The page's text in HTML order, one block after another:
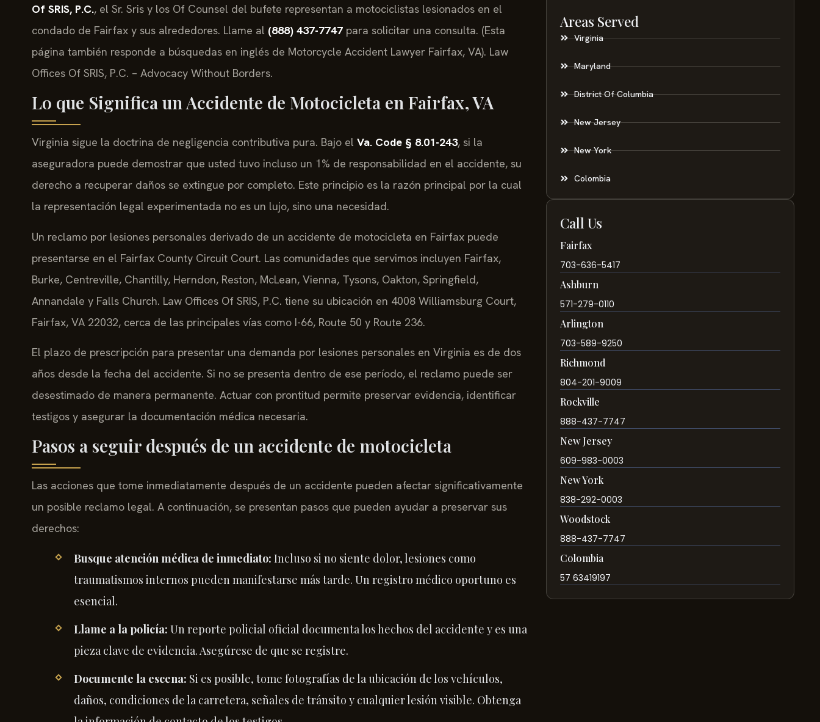
Of SRIS, P.C., el Sr. Sris y los Of Counsel del bufete representan a motociclistas lesionados en el
condado de Fairfax y sus alrededores. Llame al (888) 437-7747 para solicitar una consulta. (Esta
página también responde a búsquedas en inglés de Motorcycle Accident Lawyer Fairfax, VA). Law
Offices Of SRIS, P.C. – Advocacy Without Borders.
Lo que Significa un Accidente de Motocicleta en Fairfax, VA
Virginia sigue la doctrina de negligencia contributiva pura. Bajo el Va. Code § 8.01-243, si la
aseguradora puede demostrar que usted tuvo incluso un 1% de responsabilidad en el accidente, su
derecho a recuperar daños se extingue por completo. Este principio es la razón principal por la cual
la representación legal experimentada no es un lujo, sino una necesidad.
Un reclamo por lesiones personales derivado de un accidente de motocicleta en Fairfax puede
presentarse en el Fairfax County Circuit Court. Las comunidades que servimos incluyen Fairfax,
Burke, Centreville, Chantilly, Herndon, Reston, McLean, Vienna, Tysons, Oakton, Springfield,
Annandale y Falls Church. Law Offices Of SRIS, P.C. tiene su ubicación en 4008 Williamsburg Court,
Fairfax, VA 22032, cerca de las principales vías como I-66, Route 50 y Route 236.
El plazo de prescripción para presentar una demanda por lesiones personales en Virginia es de dos
años desde la fecha del accidente. Si no se presenta dentro de ese período, el reclamo puede ser
desestimado de manera permanente. Actuar con prontitud permite preservar evidencia, identificar
testigos y asegurar la documentación médica necesaria.
Pasos a seguir después de un accidente de motocicleta
Las acciones que tome inmediatamente después de un accidente pueden afectar significativamente
un posible reclamo legal. A continuación, se presentan pasos que pueden ayudar a preservar sus
derechos:
Busque atención médica de inmediato: Incluso si no siente dolor, lesiones como
traumatismos internos pueden manifestarse más tarde. Un registro médico oportuno es
esencial.
Llame a la policía: Un reporte policial oficial documenta los hechos del accidente y es una
pieza clave de evidencia. Asegúrese de que se registre.
Documente la escena: Si es posible, tome fotografías de la ubicación de los vehículos,
daños, condiciones de la carretera, señales de tránsito y cualquier lesión visible. Obtenga
Areas Served
Virginia
Maryland
District Of Columbia
New Jersey
New York
Colombia
Call Us
Fairfax
703-636-5417
Ashburn
571-279-0110
Arlington
703-589-9250
Richmond
804-201-9009
Rockville
888-437-7747
New Jersey
609-983-0003
New York
838-292-0003
Woodstock
888-437-7747
Colombia
57 63419197